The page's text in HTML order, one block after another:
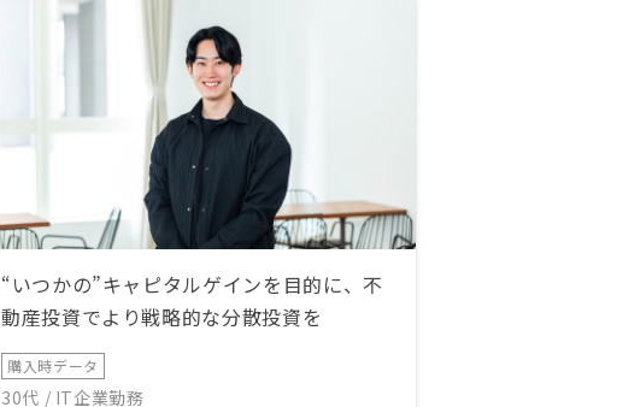
“いつかの”キャピタルゲインを目的に、不
動産投資でより戦略的な分散投資を
購入時データ
30代 / IT企業勤務